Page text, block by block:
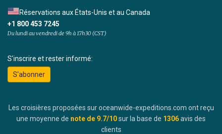
Réservations aux États-Unis et au Canada
+1 800 453 7245
Du lundi au vendredi de 9h à 17h30 (CST)
S'inscrire et rester informé:
S'abonner
Les croisières proposées sur oceanwide-expeditions.com ont reçu
une moyenne de note de 9.7/10sur la base de 1306avis des
clients